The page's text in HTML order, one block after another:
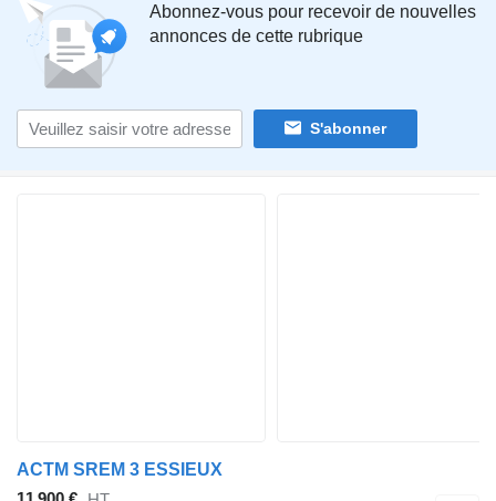
Abonnez-vous pour recevoir de nouvelles
annonces de cette rubrique
S'abonner
ACTM SREM 3 ESSIEUX